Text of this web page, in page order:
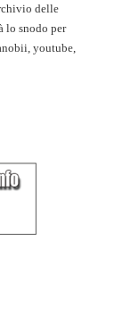
delle
lo snodo per
youtube,